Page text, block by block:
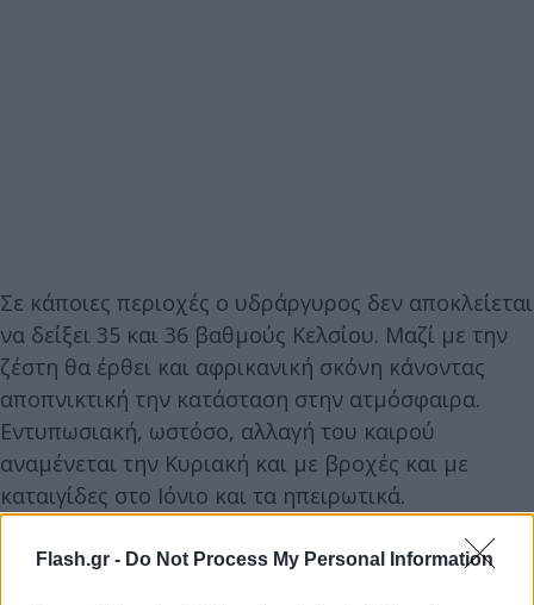
Flash.gr - Do Not Process My Personal Information
Σε κάποιες περιοχές ο υδράργυρος δεν αποκλείεται
να δείξει 35 και 36 βαθμούς Κελσίου. Μαζί με την
ζέστη θα έρθει και αφρικανική σκόνη κάνοντας
αποπνικτική την κατάσταση στην ατμόσφαιρα.
Εντυπωσιακή, ωστόσο, αλλαγή του καιρού
αναμένεται την Κυριακή και με βροχές και με
καταιγίδες στο Ιόνιο και τα ηπειρωτικά.
Ο καιρός την Πέμπτη (22/5)